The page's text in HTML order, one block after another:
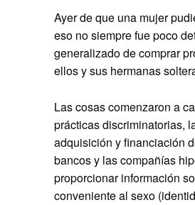
Ayer de que una mujer
eso no siempre fue poco
generalizado de comprar
ellos y sus hermanas
Las cosas comenzaron a
prácticas discriminatorias,
adquisición y financiación
bancos y las compañías
proporcionar información
conveniente al sexo